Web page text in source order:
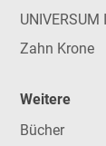
UNIVERSUM
Zahn Krone
Weitere
Bücher